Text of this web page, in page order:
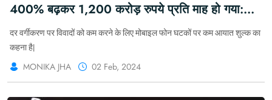
400% बढ़कर 1,200 करोड़ रुपये प्रति माह हो गया:
सीबीआईसी अध्यक्ष| #KFY #KFYNEWS
#KHABARFORYOU #BUSINESSNEWS
दर वर्गीकरण पर विवादों को कम करने के लिए मोबाइल फोन घटकों पर कम आयात शुल्क का
कहना है|
MONIKA JHA 02 Feb, 2024